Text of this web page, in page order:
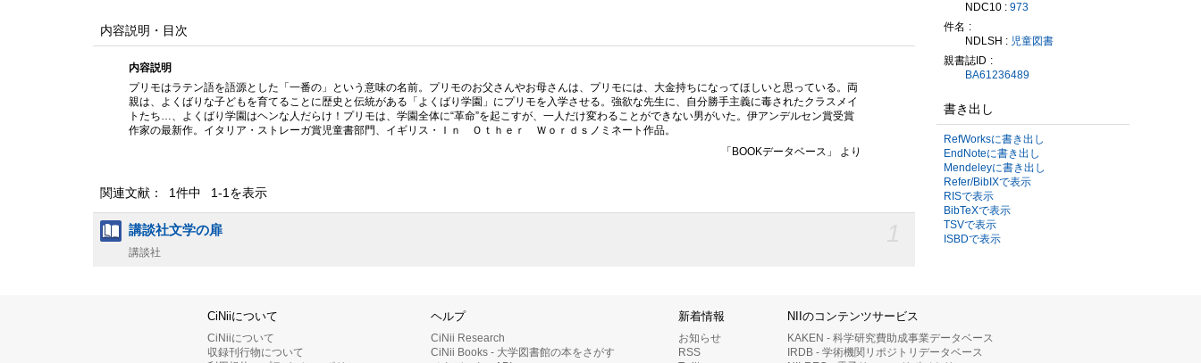
内容説明・目次
内容説明
プリモはラテン語を語源とした「一番の」という意味の名前。プリモのお父さんやお母さんは、プリモには、大金持ちになってほしいと思っている。両
親は、よくばりな子どもを育てることに歴史と伝統がある「よくばり学園」にプリモを入学させる。強欲な先生に、自分勝手主義に毒されたクラスメイ
トたち…、よくばり学園はヘンな人だらけ！プリモは、学園全体に“革命”を起こすが、一人だけ変わることができない男がいた。伊アンデルセン賞受賞
作家の最新作。イタリア・ストレーガ賞児童書部門、イギリス・Ｉｎ Ｏｔｈｅｒ Ｗｏｒｄｓノミネート作品。
「BOOKデータベース」 より
関連文献： 1件中 1-1を表示
講談社文学の扉
講談社
NDC10 : 973
件名
NDLSH : 児童図書
親書誌ID
BA61236489
書き出し
RefWorksに書き出し
EndNoteに書き出し
Mendeleyに書き出し
Refer/BibIXで表示
RISで表示
BibTeXで表示
TSVで表示
ISBDで表示
CiNiiについて
CiNiiについて
収録刊行物について
ヘルプ
CiNii Research
CiNii Books - 大学図書館の本をさがす
新着情報
お知らせ
RSS
NIIのコンテンツサービス
KAKEN - 科学研究費助成事業データベース
IRDB - 学術機関リポジトリデータベース